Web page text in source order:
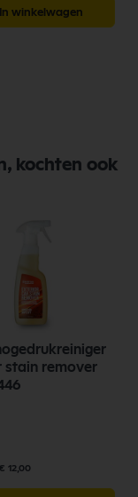
In winkelwagen
kochten ook
stain remover
12,00